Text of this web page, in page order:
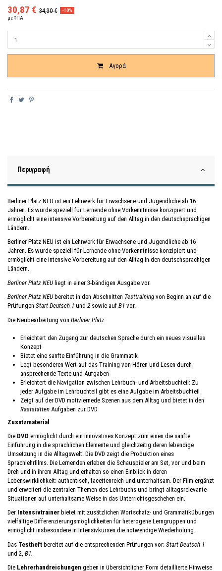
30,87 € 34,30 € -10%
με ΦΠΑ
Αγορά
Περιγραφή
Berliner Platz NEU ist ein Lehrwerk für Erwachsene und Jugendliche ab 16
Jahren. Es wurde speziell für Lernende ohne Vorkenntnisse konzipiert und
ermöglicht eine intensive Vorbereitung auf den Alltag in den deutschsprachigen
Ländern.
Berliner Platz NEU ist ein Lehrwerk für Erwachsene und Jugendliche ab 16
Jahren. Es wurde speziell für Lernende ohne Vorkenntnisse konzipiert und
ermöglicht eine intensive Vorbereitung auf den Alltag in den deutschsprachigen
Ländern.
Berliner Platz NEU liegt in einer 3-bändigen Ausgabe vor.
Berliner Platz NEU bereitet in den Abschnitten Testtraining von Beginn an auf die
Prüfungen Start Deutsch 1 und 2 sowie auf B1 vor.
Die Neubearbeitung von Berliner Platz
Erleichtert den Zugang zur deutschen Sprache durch ein neues visuelles
Konzept
Bietet eine sanfte Einführung in die Grammatik
Legt besonderen Wert auf das Training von Hören und Lesen durch
ansprechende Texte und Aufgaben
Erleichtert die Navigation zwischen Lehrbuch- und Arbeitsbuchteil: Zu
jeder Aufgabe im Lehrbuchteil gibt es eine Aufgabe im Arbeitsbuchteil
Zeigt auf der DVD motiviernede Szenen aus dem Alltag und bietet in den
Raststätten Aufgaben zur DVD
Zusatzmaterial
Die DVD ermöglicht durch ein innovatives Konzept zum einen die sanfte
Einführung in die sprachlichen Elemente und gleichzeitig deren lebendige
Umsetzung in die Alltagswelt. Die DVD zeigt die Produktion eines
Sprachlehrfilms. Die Lernenden erleben die Schauspieler am Set, vor und beim
Dreh und in ihrem Alltag und erhalten so einen Einblick in deren
Lebenswirklichkeit: authentisch, facettenreich und unterhaltsam. Der Film ergänzt
und erweitert die zentralen Themen des Lehrbuchs und bringt alltagsrelevante
Situationen auf unterhaltsame Weise in das Unterrichtsgeschehen ein.
Der Intensivtrainer bietet mit zusätzlichen Wortschatz- und Grammatikübungen
vielfältige Differenzierungsmöglichkeiten für heterogene Lerngruppen und
ermöglicht insbesondere in Intensivkursen die notwendige Wiederholung.
Das Testheft bereitet auf die entsprechenden Prüfungen vor: Start Deutsch 1
und 2, B1.
Die Lehrerhandreichungen geben in übersichtlicher Form detaillierte Hinweise